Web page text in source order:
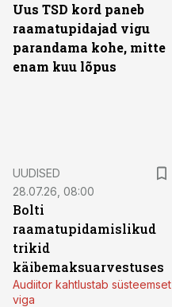
Uus TSD kord paneb
raamatupidajad vigu
parandama kohe, mitte
enam kuu lõpus
UUDISED
28.07.26, 08:00
Bolti
raamatupidamislikud
trikid
käibemaksuarvestuses
Audiitor kahtlustab süsteemset
viga